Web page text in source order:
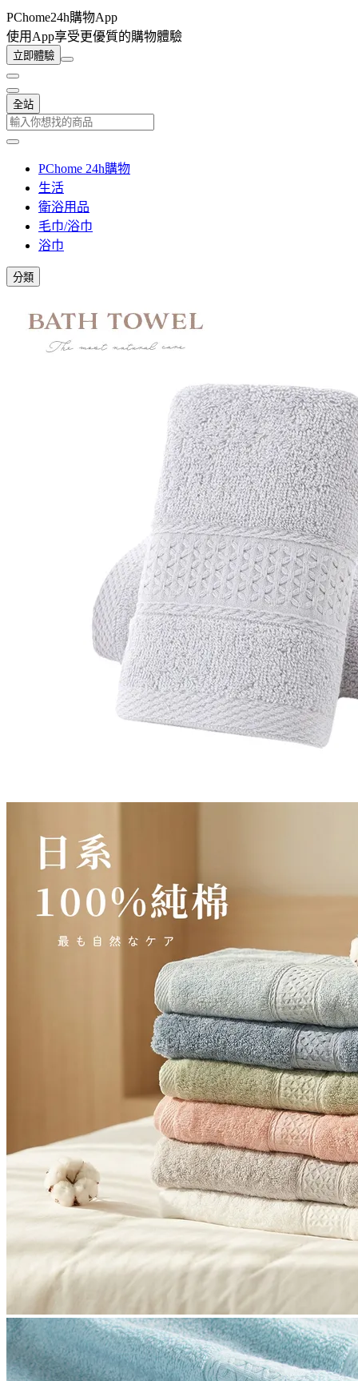
PChome24h購物App
使用App享受更優質的購物體驗
立即體驗
全站
PChome 24h購物
生活
衛浴用品
毛巾/浴巾
浴巾
分類